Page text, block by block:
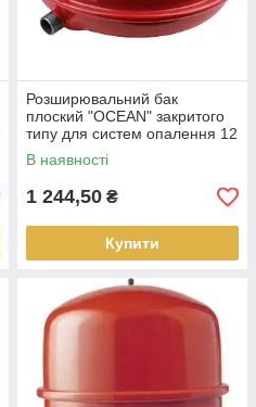
Розширювальний бак
плоский "OCEAN" закритого
типу для систем опалення 12
літрів
В наявності
1 244,50 ₴
Купити